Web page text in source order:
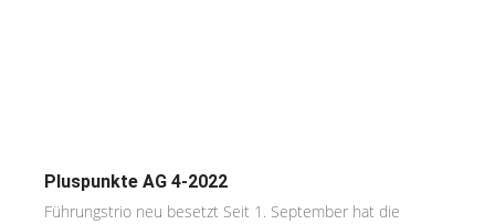
Pluspunkte AG 4-2022
Führungstrio neu besetzt Seit 1. September hat die